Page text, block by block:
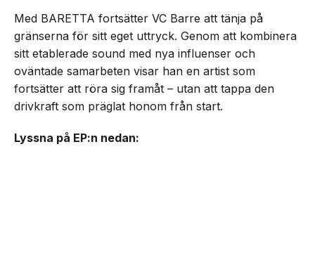
Med BARETTA fortsätter VC Barre att tänja på
gränserna för sitt eget uttryck. Genom att kombinera
sitt etablerade sound med nya influenser och
oväntade samarbeten visar han en artist som
fortsätter att röra sig framåt – utan att tappa den
drivkraft som präglat honom från start.
Lyssna på EP:n nedan: